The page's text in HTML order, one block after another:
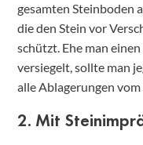
gesamten Steinboden
die den Stein vor
schützt. Ehe man
versiegelt, sollte man
alle Ablagerungen
2. Mit